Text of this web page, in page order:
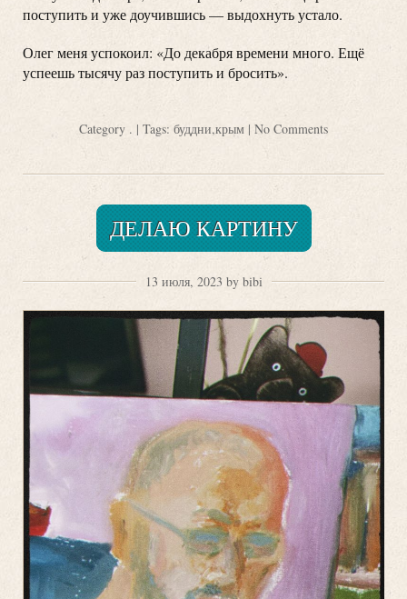
поступить и уже доучившись — выдохнуть устало.
Олег меня успокоил: «До декабря времени много. Ещё
успеешь тысячу раз поступить и бросить».
Category . | Tags: буддни,крым | No Comments
ДЕЛАЮ КАРТИНУ
13 июля, 2023 by bibi